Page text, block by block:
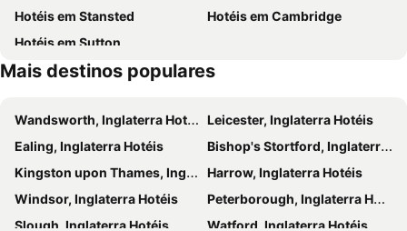
Stowe Landscape Gardens
Oxford Punting
St Mary's Church Canons Ashby
London Oxford Airport
Waddesdon
Royal Shakespeare Theatre
Brixworth Country Park
The Mop Fair
Anne Hathaway's Cottage
Magdalen College
Hotéis em Stansted
Hotéis em Cambridge
Hotéis em Sutton
Mais destinos populares
Wandsworth, Inglaterra Hotéis
Leicester, Inglaterra Hotéis
Ealing, Inglaterra Hotéis
Bishop's Stortford, Inglaterra Hotéis
Kingston upon Thames, Inglaterra Hotéis
Harrow, Inglaterra Hotéis
Windsor, Inglaterra Hotéis
Peterborough, Inglaterra Hotéis
Slough, Inglaterra Hotéis
Watford, Inglaterra Hotéis